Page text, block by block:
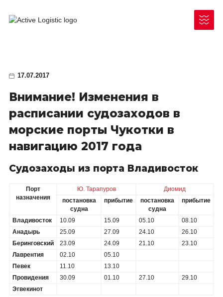
Республика Саха (Якутия)
Ненецкий АО
Камчатский край
Таймыр (Красноярский край)
Архангельская область
Магаданская область
Красноярский край
Ямало-Ненецкий АО
Как отправить груз
Документы для отправки/получения
Законодательные акты
О нас
Реквизиты
17.07.2017
Внимание! Изменения в
расписании судозаходов в
морские порты Чукотки в
навигацию 2017 года
Судозаходы из порта Владивосток
Порт
назначения
Ю. Тарапуров
Диомид
постановка
судна
прибытие
постановка
судна
прибытие
Владивосток 10.09 15.09 05.10
08.10
Анадырь
25.09 27.09 24.10
26.10
Беринговский
23.09 24.09 21.10
23.10
Лаврентия
02.10
05.10
Певек
11.10
13.10
Провидения
30.09 01.10 27.10
29.10
Эгвекинот